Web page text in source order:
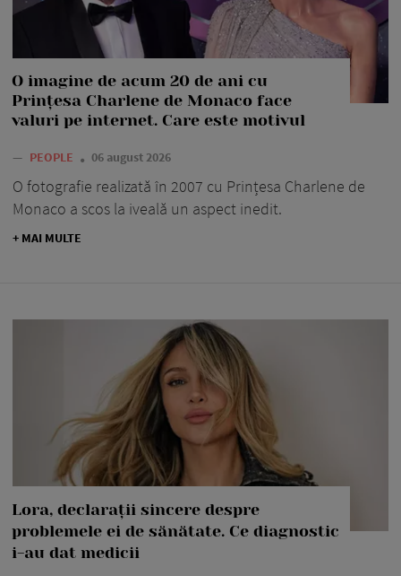
O imagine de acum 20 de ani cu
Prințesa Charlene de Monaco face
valuri pe internet. Care este motivul
— PEOPLE 06 august 2026
O fotografie realizată în 2007 cu Prințesa Charlene de
Monaco a scos la iveală un aspect inedit.
+ MAI MULTE
Lora, declarații sincere despre
problemele ei de sănătate. Ce diagnostic
i-au dat medicii